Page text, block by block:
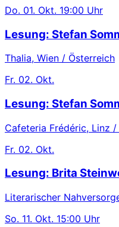
Do. 01. Okt. 19:00 Uhr
Lesung: Stefan
Thalia, Wien / Österreich
Fr. 02. Okt.
Lesung: Stefan
Cafeteria Frédéric, Linz
Fr. 02. Okt.
Lesung: Brita
Literarischer
So. 11. Okt. 15:00 Uhr